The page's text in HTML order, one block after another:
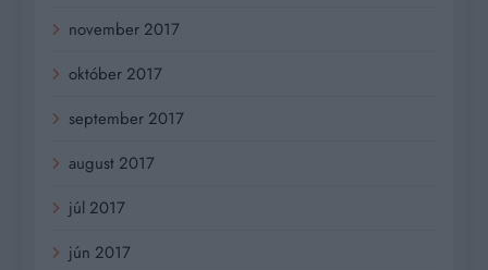
november 2017
október 2017
september 2017
august 2017
júl 2017
jún 2017